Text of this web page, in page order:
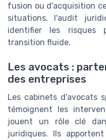
fusion ou d'acquisition
situations, l'audit
identifier les risques
transition fluide.
Les avocats :
des entreprises
Les cabinets d'avocats
témoignent les
jouent un rôle clé
juridiques. Ils